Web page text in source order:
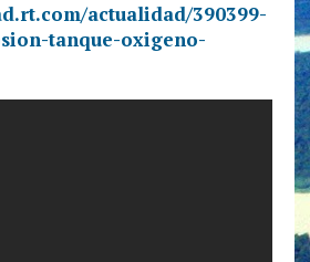
actualidad/390399-
tanque-oxigeno-